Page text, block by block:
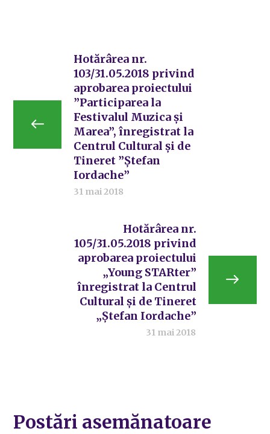
Hotărârea nr.
103/31.05.2018 privind
aprobarea proiectului
”Participarea la
Festivalul Muzica și
Marea”, înregistrat la
Centrul Cultural și de
Tineret ”Ștefan
Iordache”
31 mai 2018
Hotărârea nr.
105/31.05.2018 privind
aprobarea proiectului
„Young STARter”
înregistrat la Centrul
Cultural și de Tineret
„Ștefan Iordache”
31 mai 2018
Postări asemănatoare